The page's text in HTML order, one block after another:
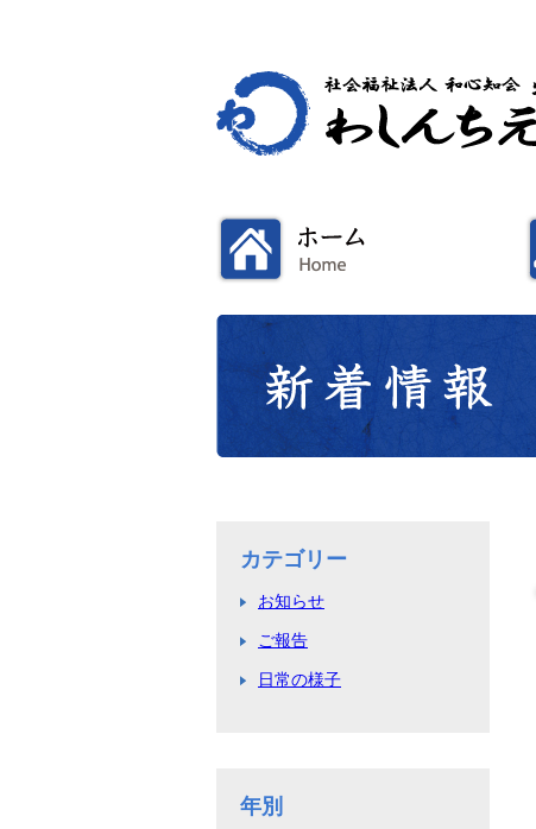
カテゴリー
お知らせ
ご報告
日常の様子
年別